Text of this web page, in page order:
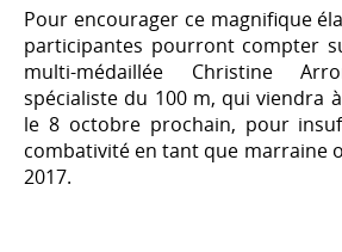
Pour encourager ce magnifique
participantes pourront compter
multi-médaillée Christine
spécialiste du 100 m, qui viendra
le 8 octobre prochain, pour
combativité en tant que marraine
2017.